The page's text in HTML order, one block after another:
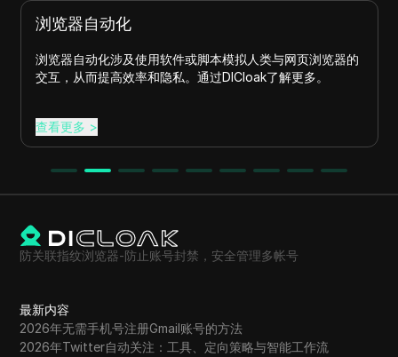
浏览器自动化
浏览器自动化涉及使用软件或脚本模拟人类与网页浏览器的
交互，从而提高效率和隐私。通过DICloak了解更多。
查看更多 >
防关联指纹浏览器-防止账号封禁，安全管理多帐号
最新内容
2026年无需手机号注册Gmail账号的方法
2026年Twitter自动关注：工具、定向策略与智能工作流